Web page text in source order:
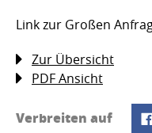
Link zur Großen
Zur Übersicht
PDF Ansicht
Verbreiten auf